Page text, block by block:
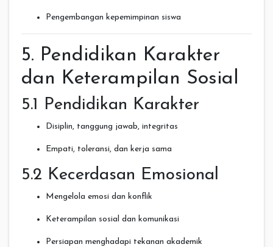
Pengembangan kepemimpinan siswa
5. Pendidikan Karakter
dan Keterampilan Sosial
5.1 Pendidikan Karakter
Disiplin, tanggung jawab, integritas
Empati, toleransi, dan kerja sama
5.2 Kecerdasan Emosional
Mengelola emosi dan konflik
Keterampilan sosial dan komunikasi
Persiapan menghadapi tekanan akademik